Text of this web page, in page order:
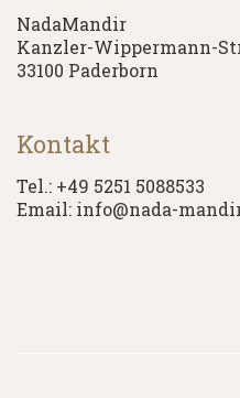
NadaMandir
Kanzler-Wippermann-
33100 Paderborn
Kontakt
Tel.: +49 5251 5088533
Email: info@nada-